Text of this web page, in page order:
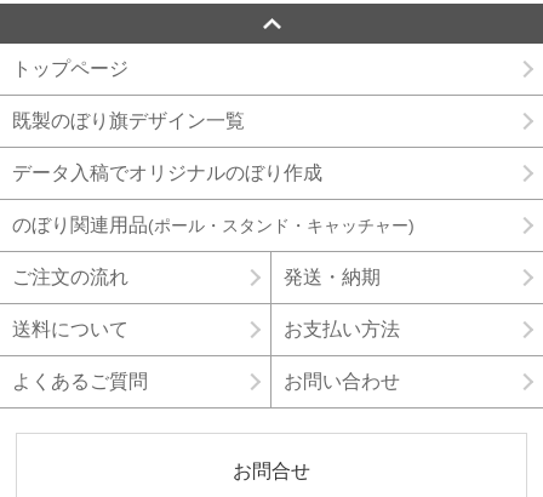
トップページ
既製のぼり旗デザイン一覧
データ入稿でオリジナルのぼり作成
のぼり関連用品(ポール・スタンド・キャッチャー)
ご注文の流れ 発送・納期
送料について お支払い方法
よくあるご質問 お問い合わせ
お問合せ